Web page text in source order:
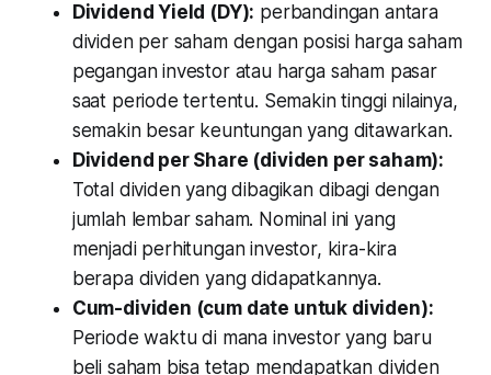
Dividend Yield (DY): perbandingan antara
dividen per saham dengan posisi harga saham
pegangan investor atau harga saham pasar
saat periode tertentu. Semakin tinggi nilainya,
semakin besar keuntungan yang ditawarkan.
Dividend per Share (dividen per saham):
Total dividen yang dibagikan dibagi dengan
jumlah lembar saham. Nominal ini yang
menjadi perhitungan investor, kira-kira
berapa dividen yang didapatkannya.
Cum-dividen (cum date untuk dividen):
Periode waktu di mana investor yang baru
beli saham bisa tetap mendapatkan dividen